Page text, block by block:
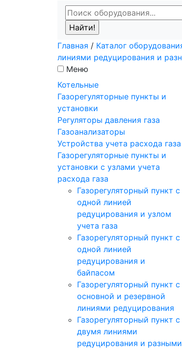
Главная / Каталог
линиями редуцирования и
Меню
Котельные
Газорегуляторные пункты и
установки
Регуляторы давления газа
Газоанализаторы
Устройства учета расхода газа
Газорегуляторные пункты и
установки с узлами учета
расхода газа
Газорегуляторный пункт с
одной линией
редуцирования и узлом
учета газа
Газорегуляторный пункт с
одной линией
редуцирования и
байпасом
Газорегуляторный пункт c
основной и резервной
линиями редуцирования
Газорегуляторный пункт с
двумя линиями
редуцирования и разными